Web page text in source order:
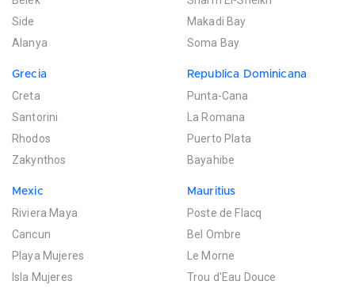
Side
Alanya
Makadi Bay
Soma Bay
Grecia
Creta
Santorini
Rhodos
Zakynthos
Republica Dominicana
Punta-Cana
La Romana
Puerto Plata
Bayahibe
Mexic
Riviera Maya
Cancun
Playa Mujeres
Isla Mujeres
Mauritius
Poste de Flacq
Bel Ombre
Le Morne
Trou d'Eau Douce